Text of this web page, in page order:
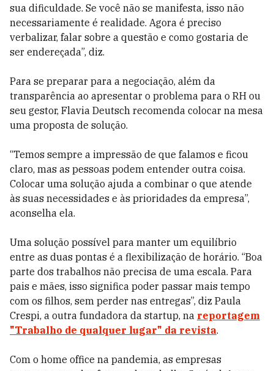
sua dificuldade. Se você não se manifesta, isso não
necessariamente é realidade. Agora é preciso
verbalizar, falar sobre a questão e como gostaria de
ser endereçada”, diz.
Para se preparar para a negociação, além da
transparência ao apresentar o problema para o RH ou
seu gestor, Flavia Deutsch recomenda colocar na mesa
uma proposta de solução.
“Temos sempre a impressão de que falamos e ficou
claro, mas as pessoas podem entender outra coisa.
Colocar uma solução ajuda a combinar o que atende
às suas necessidades e às prioridades da empresa”,
aconselha ela.
Uma solução possível para manter um equilíbrio
entre as duas pontas é a flexibilização de horário. “Boa
parte dos trabalhos não precisa de uma escala. Para
pais e mães, isso significa poder passar mais tempo
com os filhos, sem perder nas entregas”, diz Paula
Crespi, a outra fundadora da startup, na reportagem
"Trabalho de qualquer lugar" da revista.
Com o home office na pandemia, as empresas